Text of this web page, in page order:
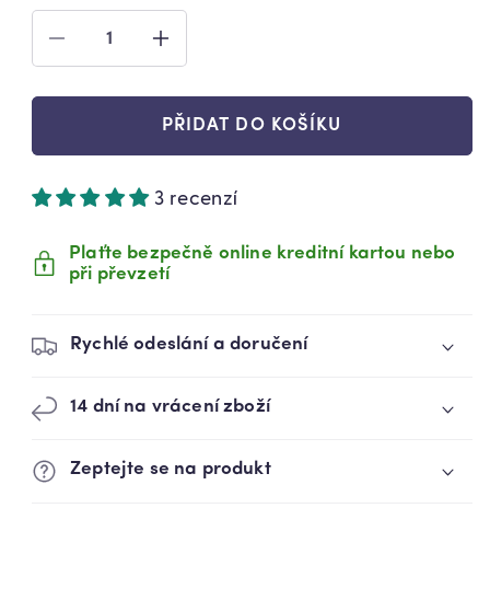
SNÍŽIT
MNOŽSTVÍ
PRODUKTU
KEMPINGOVÁ
SPRCHA
(B018-
ZVÝŠIT
MNOŽSTVÍ
PRODUKTU
SOLÁRNÍ
KEMPINGOVÁ
SPRCHA
(B018-
PŘIDAT DO KOŠÍKU
3 recenzí
Plaťte bezpečně online kreditní kartou nebo
při převzetí
Rychlé odeslání a doručení
14 dní na vrácení zboží
Zeptejte se na produkt